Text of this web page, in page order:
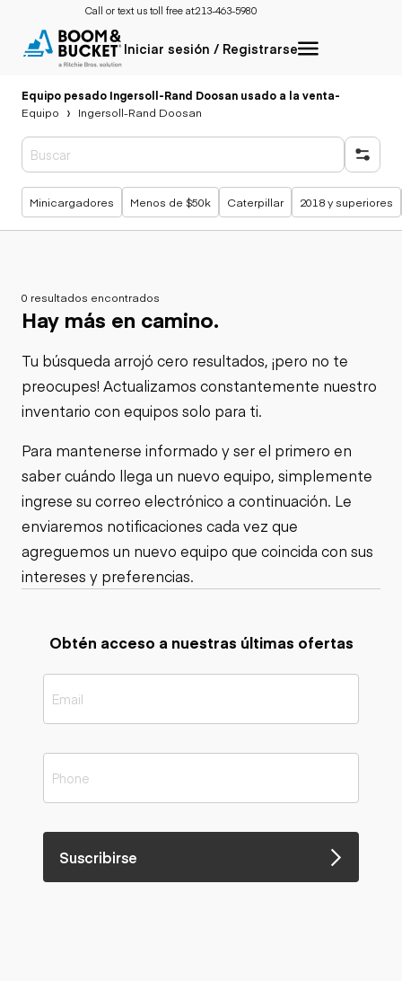
Call or text us toll free at:213-463-5980
Iniciar sesión / Registrarse
Equipo pesado Ingersoll-Rand Doosan usado a la venta-
Equipo
Ingersoll-Rand Doosan
Búsquedas populares
Minicargadores Menos de $50k Caterpillar 2018 y superiores
0 resultados encontrados
Hay más en camino.
Tu búsqueda arrojó cero resultados, ¡pero no te
preocupes! Actualizamos constantemente nuestro
inventario con equipos solo para ti.
Para mantenerse informado y ser el primero en
saber cuándo llega un nuevo equipo, simplemente
ingrese su correo electrónico a continuación. Le
enviaremos notificaciones cada vez que
agreguemos un nuevo equipo que coincida con sus
intereses y preferencias.
Obtén acceso a nuestras últimas ofertas
Suscribirse